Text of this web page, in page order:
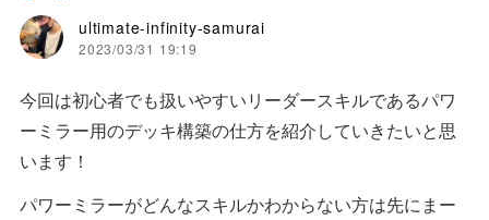
ultimate-infinity-samurai
2023/03/31 19:19
今回は初心者でも扱いやすいリーダースキルであるパワ
ーミラー用のデッキ構築の仕方を紹介していきたいと思
います！
パワーミラーがどんなスキルかわからない方は先にまー